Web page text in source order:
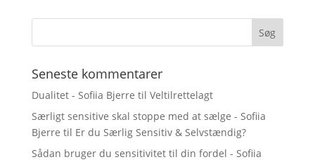
Seneste kommentarer
Dualitet - Sofiia Bjerre til Veltilrettelagt
Særligt sensitive skal stoppe med at sælge - Sofiia
Bjerre til Er du Særlig Sensitiv & Selvstændig?
Sådan bruger du sensitivitet til din fordel - Sofiia